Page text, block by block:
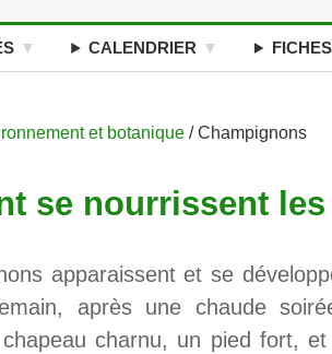
CALENDRIER FICHES
et botanique / Champignons
se nourrissent
apparaissent et se
après une chaude
charnu, un pied fort,